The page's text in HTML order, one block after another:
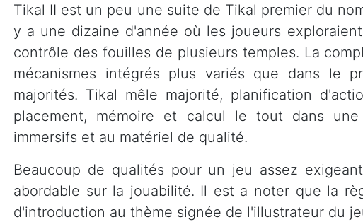
Tikal II est un peu une suite de Tikal premier du
y a une dizaine d'année où les joueurs
contrôle des fouilles de plusieurs temples. La
mécanismes intégrés plus variés que dans le
majorités. Tikal mêle majorité, planification
placement, mémoire et calcul le tout dans
immersifs et au matériel de qualité.
Beaucoup de qualités pour un jeu assez
abordable sur la jouabilité. Il est a noter que la
d'introduction au thème signée de l'illustrateur du